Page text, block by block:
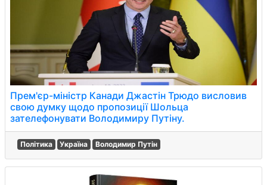
Прем'єр-міністр Канади Джастін Трюдо висловив
свою думку щодо пропозиції Шольца
зателефонувати Володимиру Путіну.
Політика Україна Володимир Путін